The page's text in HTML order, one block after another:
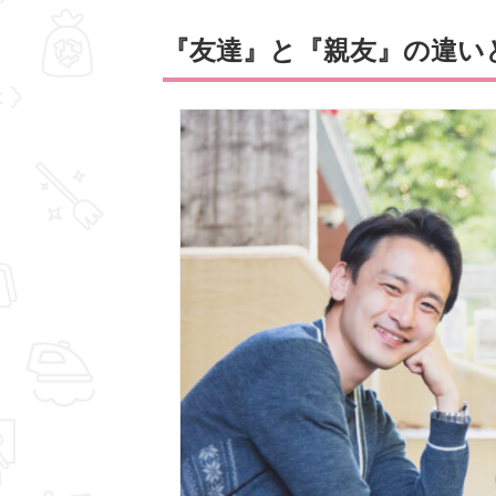
『友達』と『親友』の違い